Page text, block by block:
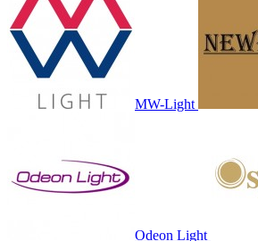
MW-Light
Odeon Light